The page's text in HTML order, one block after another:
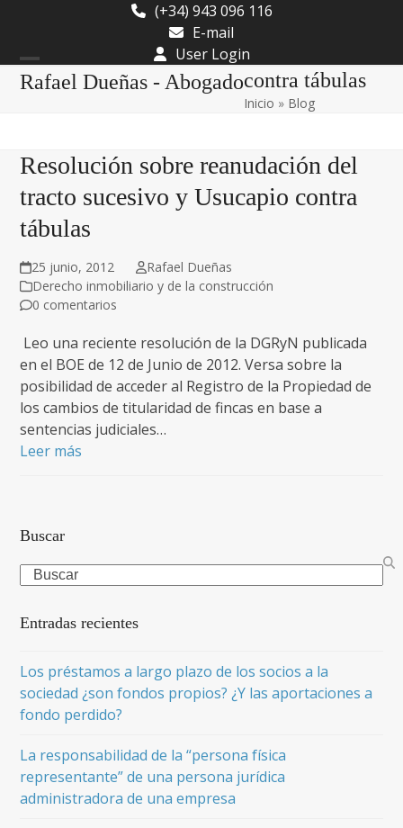
content
(+34) 943 096 116
E-mail
User Login
Rafael Dueñas - Abogado
Open
Close
contra tábulas
Inicio » Blog
Resolución sobre reanudación del
tracto sucesivo y Usucapio contra
tábulas
25 junio, 2012
Rafael Dueñas
Derecho inmobiliario y de la construcción
0 comentarios
Leo una reciente resolución de la DGRyN publicada
en el BOE de 12 de Junio de 2012. Versa sobre la
posibilidad de acceder al Registro de la Propiedad de
los cambios de titularidad de fincas en base a
sentencias judiciales…
Leer más
Buscar
Search
Entradas recientes
Los préstamos a largo plazo de los socios a la
sociedad ¿son fondos propios? ¿Y las aportaciones a
fondo perdido?
La responsabilidad de la “persona física
representante” de una persona jurídica
administradora de una empresa